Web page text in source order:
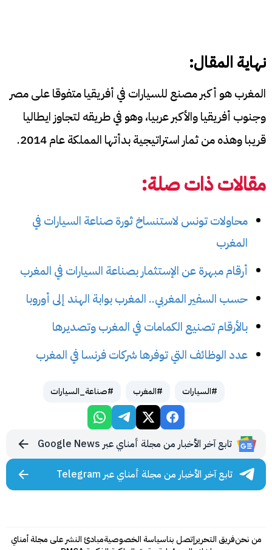
نهاية المقال:
المغرب هو أكبر مصنع للسيارات في أفريقيا متفوقا على مصر
وجنوب أفريقيا والأكبر عربيا، وهو في طريقه لتجاوز ايطاليا
قريبا وهذه من ثمار استراتيجية بدأتها المملكة عام 2014.
مقالات ذات صلة:
محاولات تونس لاستنساخ ثورة صناعة السيارات في
المغرب
أرقام مبهرة عن الإستثمار بصناعة السيارات في المغرب
حسب السفير المغربي.. المغرب بوابة الهند إلى أوروبا
بالأرقام تصنيع الكمامات في المغرب وتصديرها
عدد الوظائف التي توفرها شركات فرنسا في المغرب
#السيارات #المغرب #صناعة_السيارات
تابع آخر الأخبار من مجلة أمناي عبر Google News
تابع آخر الأخبار من مجلة أمناي عبر Telegram
من نحنفريق التحريرإتصل بناسياسة الخصوصيةمبادئ النشر على مجلة أمناي